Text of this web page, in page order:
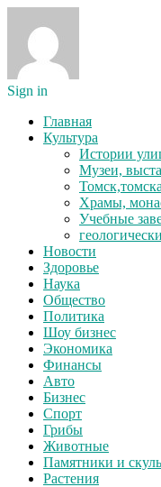
Sign in
Главная
Культура
Истории
Музеи,
Храмы,
Учебные
Новости
Здоровье
Наука
Общество
Политика
Шоу бизнес
Экономика
Финансы
Авто
Бизнес
Спорт
Грибы
Животные
Памятники и
Растения